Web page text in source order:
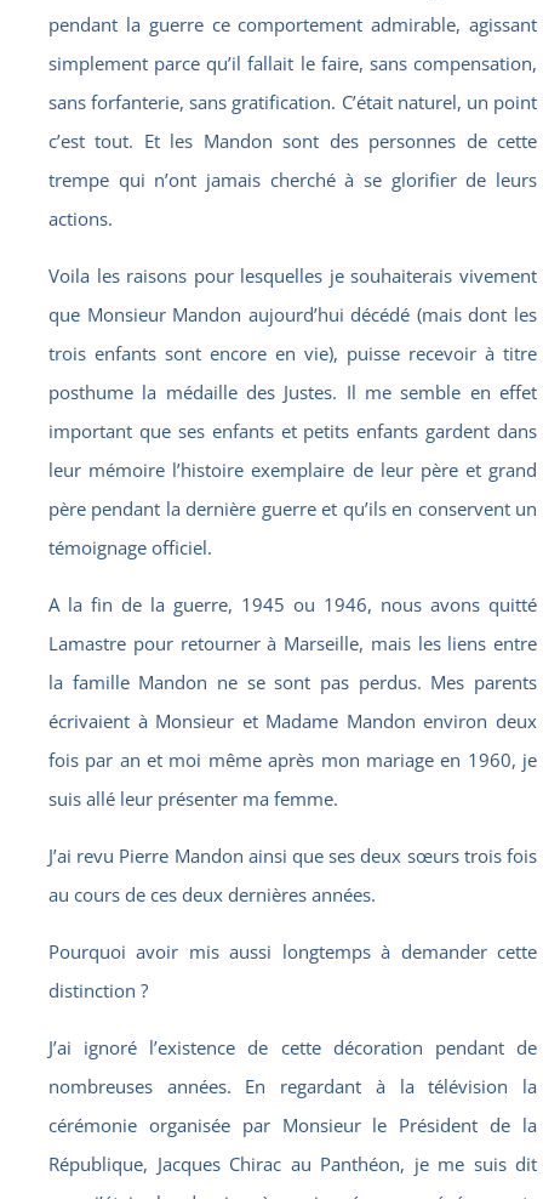
pendant la guerre ce comportement admirable, agissant
simplement parce qu’il fallait le faire, sans compensation,
sans forfanterie, sans gratification. C’était naturel, un point
c’est tout. Et les Mandon sont des personnes de cette
trempe qui n’ont jamais cherché à se glorifier de leurs
actions.
Voila les raisons pour lesquelles je souhaiterais vivement
que Monsieur Mandon aujourd’hui décédé (mais dont les
trois enfants sont encore en vie), puisse recevoir à titre
posthume la médaille des Justes. Il me semble en effet
important que ses enfants et petits enfants gardent dans
leur mémoire l’histoire exemplaire de leur père et grand
père pendant la dernière guerre et qu’ils en conservent un
témoignage officiel.
A la fin de la guerre, 1945 ou 1946, nous avons quitté
Lamastre pour retourner à Marseille, mais les liens entre
la famille Mandon ne se sont pas perdus. Mes parents
écrivaient à Monsieur et Madame Mandon environ deux
fois par an et moi même après mon mariage en 1960, je
suis allé leur présenter ma femme.
J’ai revu Pierre Mandon ainsi que ses deux sœurs trois fois
au cours de ces deux dernières années.
Pourquoi avoir mis aussi longtemps à demander cette
distinction ?
J’ai ignoré l’existence de cette décoration pendant de
nombreuses années. En regardant à la télévision la
cérémonie organisée par Monsieur le Président de la
République, Jacques Chirac au Panthéon, je me suis dit